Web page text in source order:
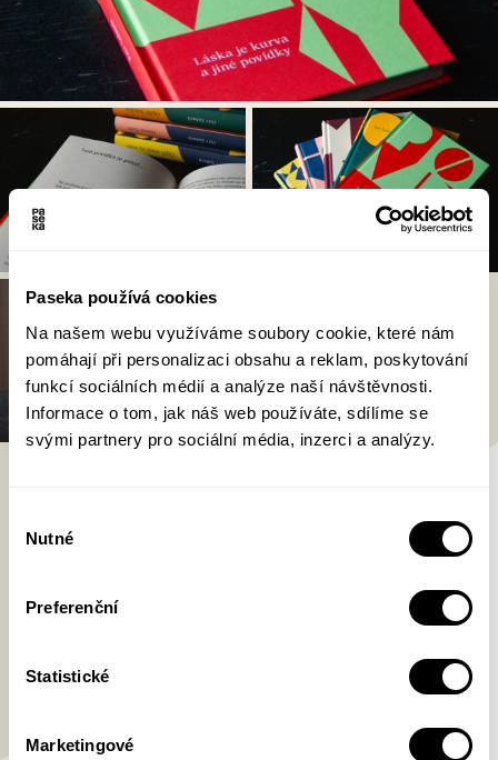
Paseka používá cookies
Na našem webu využíváme soubory cookie, které nám
pomáhají při personalizaci obsahu a reklam, poskytování
funkcí sociálních médií a analýze naší návštěvnosti.
Informace o tom, jak náš web používáte, sdílíme se
svými partnery pro sociální média, inzerci a analýzy.
souhlasu
Nutné
Preferenční
Statistické
Marketingové
Jeho sbírky povídek a novely jako
nebo Občanský průkaz (2006), vydávané od
moderní klasiku. Šabachovy knihy se staly